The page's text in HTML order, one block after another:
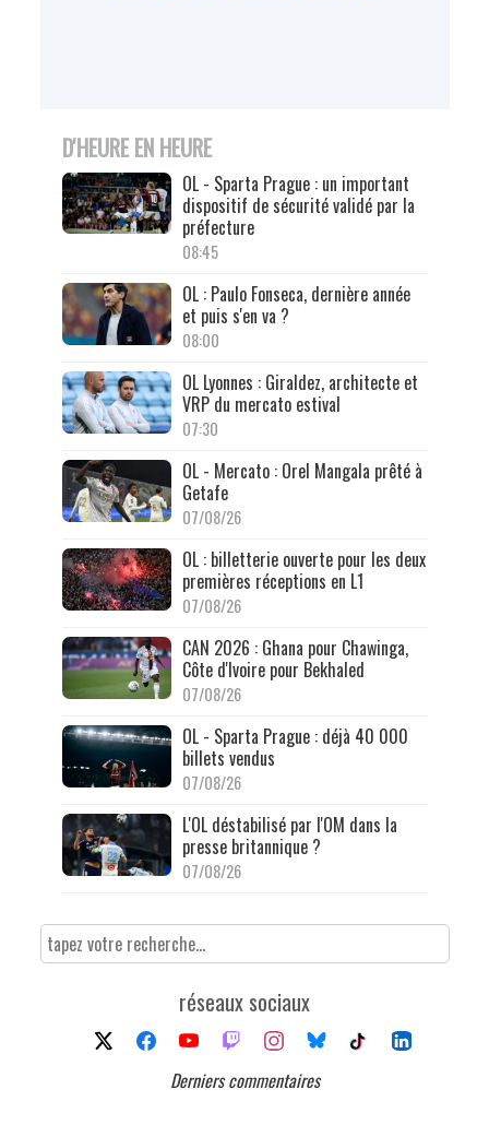
D'HEURE EN HEURE
OL - Sparta Prague : un important
dispositif de sécurité validé par la
préfecture
08:45
OL : Paulo Fonseca, dernière année
et puis s'en va ?
08:00
OL Lyonnes : Giraldez, architecte et
VRP du mercato estival
07:30
OL - Mercato : Orel Mangala prêté à
Getafe
07/08/26
OL : billetterie ouverte pour les deux
premières réceptions en L1
07/08/26
CAN 2026 : Ghana pour Chawinga,
Côte d'Ivoire pour Bekhaled
07/08/26
OL - Sparta Prague : déjà 40 000
billets vendus
07/08/26
L'OL déstabilisé par l'OM dans la
presse britannique ?
07/08/26
réseaux sociaux
Derniers commentaires